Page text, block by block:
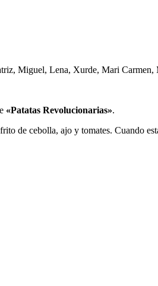
Miguel, Lena, Xurde, Mari
«Patatas Revolucionarias».
de cebolla, ajo y tomates. Cuando